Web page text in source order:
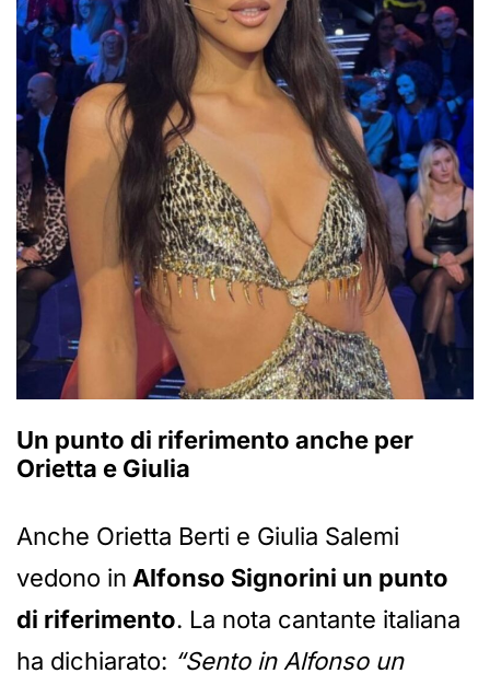
Un punto di riferimento anche per
Orietta e Giulia
Anche Orietta Berti e Giulia Salemi
vedono in Alfonso Signorini un punto
di riferimento. La nota cantante italiana
ha dichiarato: “Sento in Alfonso un